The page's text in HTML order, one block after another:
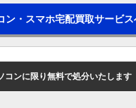
ン・スマホ宅配買取サービス
コンに限り無料で処分いたします